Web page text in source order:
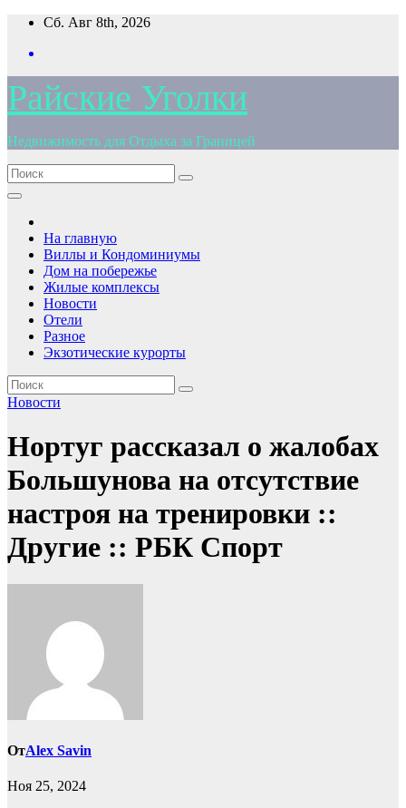
Перейти
содержимому
Сб. Авг 8th, 2026
Райские Уголки
Недвижимость для Отдыха за Границей
На главную
Виллы и Кондоминиумы
Дом на побережье
Жилые комплексы
Новости
Отели
Разное
Экзотические курорты
Новости
Нортуг рассказал о жалобах
Большунова на отсутствие
настроя на тренировки ::
Другие :: РБК Спорт
ОтAlex Savin
Ноя 25, 2024